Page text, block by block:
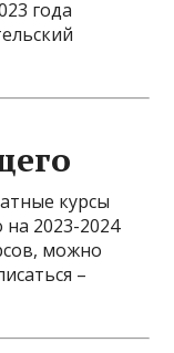
года
курсы
2023-2024
можно
–